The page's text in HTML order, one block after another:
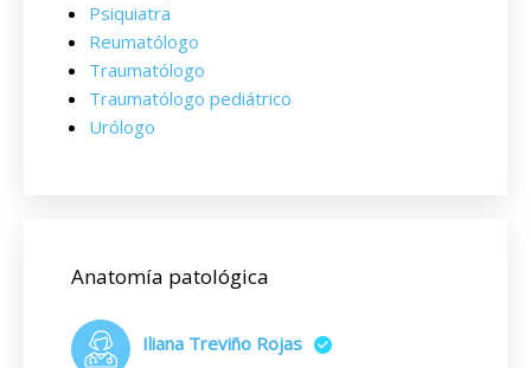
Psiquiatra
Reumatólogo
Traumatólogo
Traumatólogo pediátrico
Urólogo
Anatomía patológica
Iliana Treviño Rojas